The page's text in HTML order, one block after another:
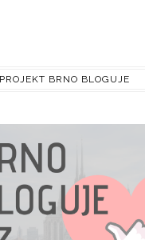
PROJEKT BRNO BLOGUJE